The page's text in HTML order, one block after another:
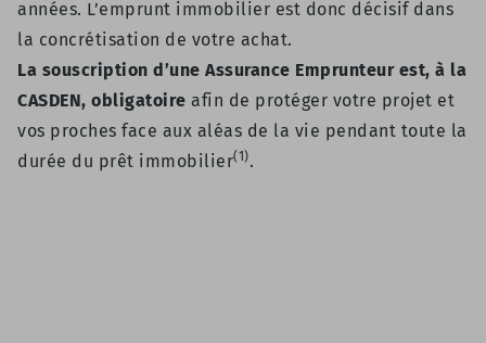
années. L’emprunt immobilier est donc décisif dans
la concrétisation de votre achat.
La souscription d’une Assurance Emprunteur est, à la
CASDEN, obligatoire afin de protéger votre projet et
vos proches face aux aléas de la vie pendant toute la
durée du prêt immobilier(1).